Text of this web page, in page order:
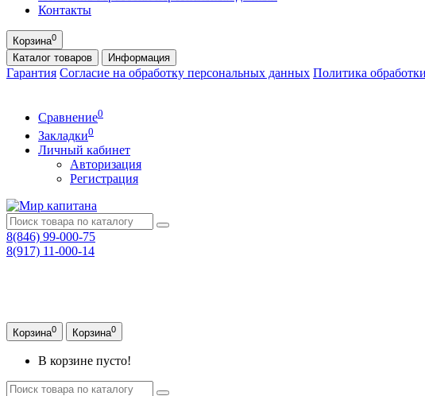
Контакты
Корзина0
Каталог товаров Информация
Гарантия Согласие на обработку персональных данных Политика
Сравнение0
Закладки0
Личный кабинет
Авторизация
Регистрация
8(846) 99-000-75
8(917) 11-000-14
Корзина0 Корзина0
В корзине пусто!